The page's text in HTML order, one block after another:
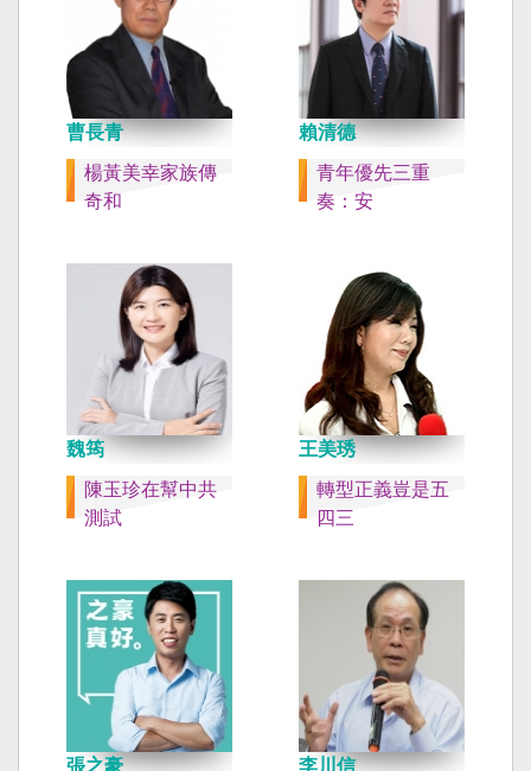
曹長青
楊黃美幸家族傳
奇和
賴清德
青年優先三重
奏：安
魏筠
陳玉珍在幫中共
測試
王美琇
轉型正義豈是五
四三
張之豪
李川信